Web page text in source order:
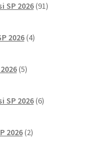
SP 2026 91izdelkov
2026 4izdelki
5izdelkov
SP 2026 6izdelkov
2026 2izdelka